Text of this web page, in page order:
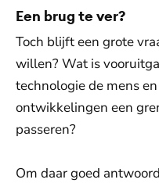
Een brug te ver?
Toch blijft een grote
willen? Wat is
technologie de mens
ontwikkelingen een
passeren?
Om daar goed